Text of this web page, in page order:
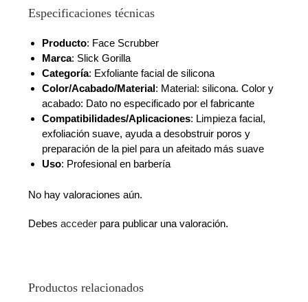
Especificaciones técnicas
Producto: Face Scrubber
Marca: Slick Gorilla
Categoría: Exfoliante facial de silicona
Color/Acabado/Material: Material: silicona. Color y
acabado: Dato no especificado por el fabricante
Compatibilidades/Aplicaciones: Limpieza facial,
exfoliación suave, ayuda a desobstruir poros y
preparación de la piel para un afeitado más suave
Uso: Profesional en barbería
No hay valoraciones aún.
Debesacceder para publicar una valoración.
Productos relacionados